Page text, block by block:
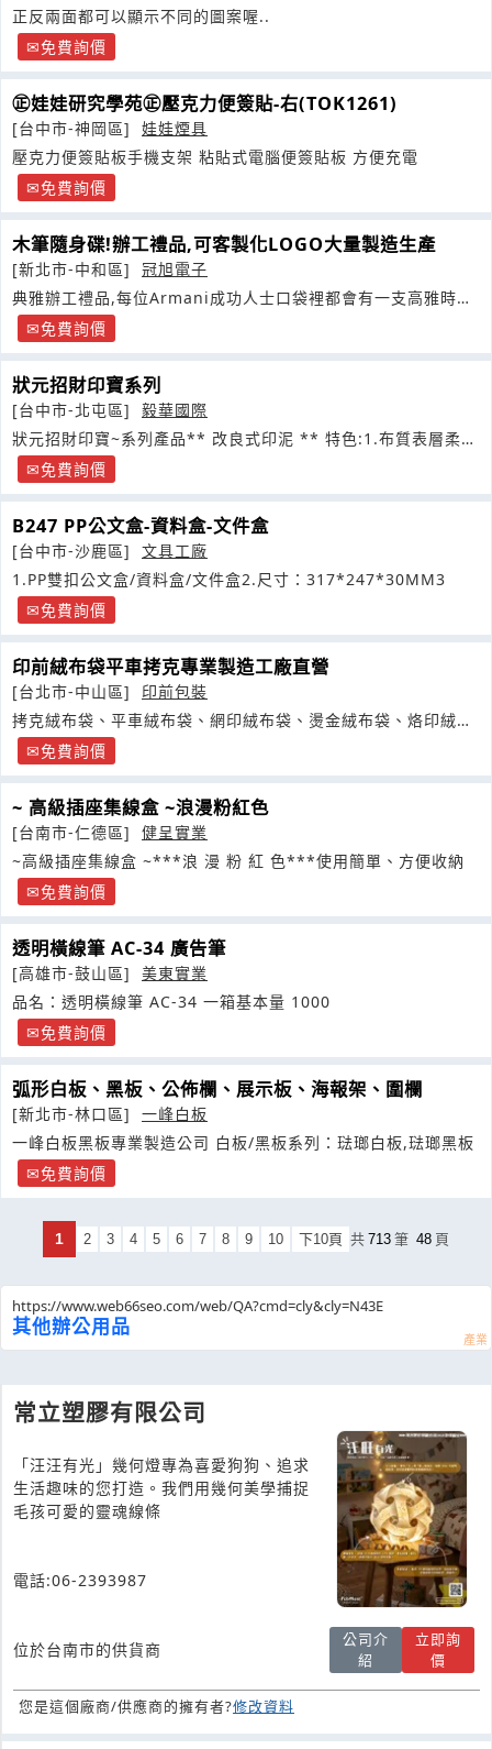
正反兩面都可以顯示不同的圖案喔..
免費詢價
㊣娃娃研究學苑㊣壓克力便簽貼-右(TOK1261)
[台中市-神岡區]
娃娃煙具
壓克力便簽貼板手機支架 粘貼式電腦便簽貼板 方便充電
免費詢價
木筆隨身碟!辦工禮品,可客製化LOGO大量製造生產
[新北市-中和區]
冠旭電子
典雅辦工禮品,每位Armani成功人士口袋裡都會有一支高雅時尚
體現您地位及品味的筆
免費詢價
狀元招財印寶系列
[台中市-北屯區]
毅華國際
狀元招財印寶~系列產品** 改良式印泥 ** 特色:1.布質表層柔軟
彈性佳免費詢價
B247 PP公文盒-資料盒-文件盒
[台中市-沙鹿區]
文具工廠
1.PP雙扣公文盒/資料盒/文件盒2.尺寸：317*247*30MM3
免費詢價
印前絨布袋平車拷克專業製造工廠直營
[台北市-中山區]
印前包裝
拷克絨布袋、平車絨布袋、網印絨布袋、燙金絨布袋、烙印絨布
袋、電鍍珠絨布袋
免費詢價
~ 高級插座集線盒 ~浪漫粉紅色
[台南市-仁德區]
健呈實業
~高級插座集線盒 ~***浪 漫 粉 紅 色***使用簡單、方便收納
免費詢價
透明橫線筆 AC-34 廣告筆
[高雄市-鼓山區]
美東實業
品名：透明橫線筆 AC-34 一箱基本量 1000
免費詢價
弧形白板、黑板、公佈欄、展示板、海報架、圍欄
[新北市-林口區]
一峰白板
一峰白板黑板專業製造公司 白板/黑板系列：琺瑯白板,琺瑯黑板
免費詢價
1 2 3 4 5 6 7 8 9 10 下10頁 共 713 筆 48 頁
https://www.web66seo.com/web/QA?cmd=cly&cly=N43E
其他辦公用品
常立塑膠有限公司
「汪汪有光」幾何燈專為喜愛狗狗、追求
生活趣味的您打造。我們用幾何美學捕捉
毛孩可愛的靈魂線條
電話:06-2393987
位於台南市的供貨商
公司介
紹
立即詢
價
您是這個廠商/供應商的擁有者?修改資料